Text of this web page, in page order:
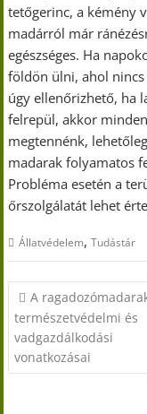
tetőgerinc, a kémény
madárról már
egészséges. Ha
földön ülni, ahol nincs
úgy ellenőrizhető, ha
felrepül, akkor
megtennénk,
madarak folyamatos
Probléma esetén a
őrszolgálatát lehet
Állatvédelem,Tudástár
Bejegyzés
navigáció
A
természetvédelmi és
vadgazdálkodási
vonatkozásai